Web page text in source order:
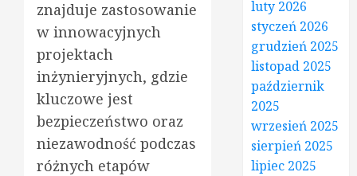
znajduje zastosowanie
w innowacyjnych
projektach
inżynieryjnych, gdzie
kluczowe jest
bezpieczeństwo oraz
niezawodność podczas
różnych etapów
luty 2026
styczeń 2026
grudzień 2025
listopad 2025
październik
2025
wrzesień 2025
sierpień 2025
lipiec 2025